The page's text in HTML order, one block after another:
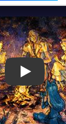
Play